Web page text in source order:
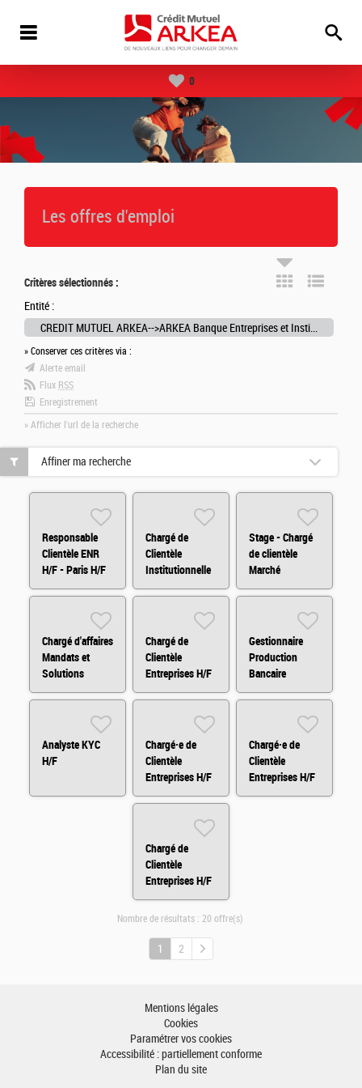
0
Les offres d'emploi
Critères sélectionnés :
Entité :
CREDIT MUTUEL ARKEA-->ARKEA Banque Entreprises et Institutionnels
» Conserver ces critères via :
Alerte email
Flux RSS
Enregistrement
» Afficher l'url de la recherche
Responsable
Clientèle ENR
H/F - Paris H/F
Chargé de
Clientèle
Institutionnelle
H/F
Stage - Chargé
de clientèle
Marché
Immobilier HF
Chargé d'affaires
Mandats et
Solutions
d'Investissements
Chargé de
Clientèle
Entreprises H/F
Gestionnaire
Production
Bancaire
Entreprise H/F
Analyste KYC
H/F
Chargé·e de
Clientèle
Entreprises H/F
Chargé·e de
Clientèle
Entreprises H/F
Chargé de
Clientèle
Entreprises H/F
Affiner ma recherche
Nombre de résultats : 20 offre(s)
1 2
Mentions légales
Cookies
Paramétrer vos cookies
Accessibilité : partiellement conforme
Plan du site